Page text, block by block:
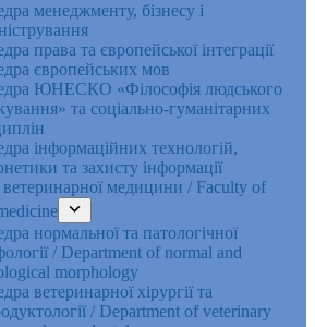
менеджменту, бізнесу і
права та європейської інтеграції
європейських мов
ЮНЕСКО «Філософія людського
та соціально-гуманітарних
інформаційних технологій,
та захисту інформації
ветеринарної медицини / Faculty of
нормальної та патологічної
/ Department of normal and
morphology
ветеринарної хірургії та
/ Department of veterinary